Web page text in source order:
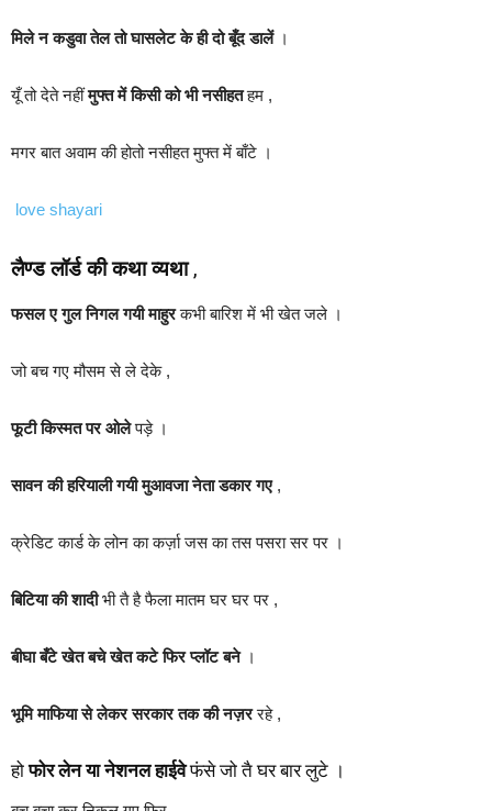
मिले न कडुवा तेल तो घासलेट के ही दो बूँद डालें।
यूँ तो देते नहींमुफ्त में किसी को भी नसीहतहम ,
मगर बात अवाम की होतो नसीहत मुफ्त में बाँटे ।
love shayari
लैण्ड लॉर्ड की कथा व्यथा,
फसल ए गुल निगल गयी माहुरकभी बारिश में भी खेत जले ।
जो बच गए मौसम से ले देके ,
फूटी किस्मत पर ओलेपड़े ।
सावन की हरियाली गयी मुआवजा नेता डकार गए,
क्रेडिट कार्ड के लोन का कर्ज़ा जस का तस पसरा सर पर ।
बिटिया की शादीभी तै है फैला मातम घर घर पर ,
बीघा बँटे खेत बचे खेत कटे फिर प्लॉट बने ।
भूमि माफिया से लेकर सरकार तक की नज़ररहे ,
होफोर लेन या नेशनल हाईवेफंसे जो तै घर बार लुटे ।